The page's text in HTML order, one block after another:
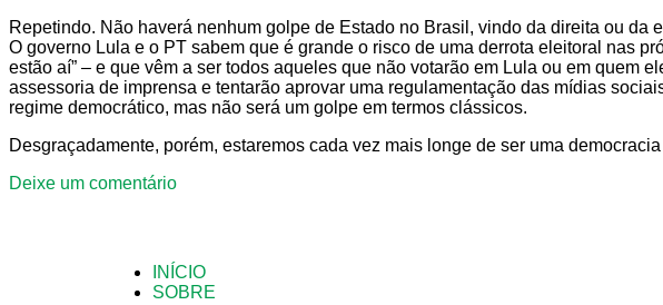
Repetindo. Não haverá nenhum golpe de Estado no Brasil, vindo da direita ou
O governo Lula e o PT sabem que é grande o risco de uma derrota eleitoral nas
estão aí” – e que vêm a ser todos aqueles que não votarão em Lula ou em quem
assessoria de imprensa e tentarão aprovar uma regulamentação das mídias
regime democrático, mas não será um golpe em termos clássicos.
Desgraçadamente, porém, estaremos cada vez mais longe de ser uma
Deixe um comentário
INÍCIO
SOBRE